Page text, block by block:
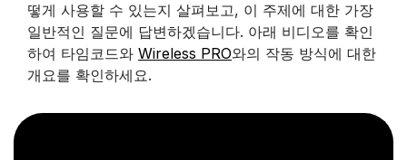
떻게 사용할 수 있는지 살펴보고, 이 주제에 대한 가장
일반적인 질문에 답변하겠습니다. 아래 비디오를 확인
하여 타임코드와 Wireless PRO와의 작동 방식에 대한
개요를 확인하세요.